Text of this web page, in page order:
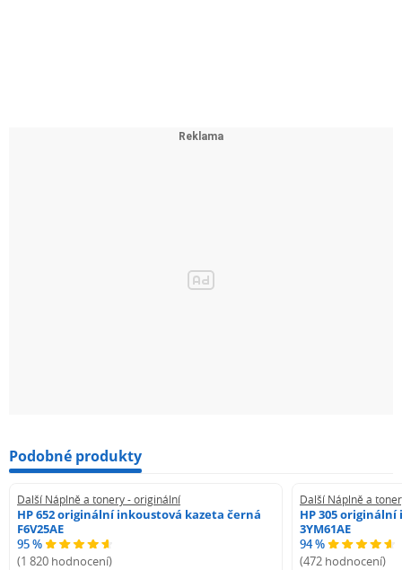
Podobné produkty
Další Náplně a tonery - originální
HP 652 originální inkoustová kazeta černá
F6V25AE
95 %
(1 820 hodnocení)
Další Náplně a
HP 305
3YM61AE
94 %
(472 hodnocení)